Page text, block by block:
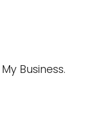
Business.